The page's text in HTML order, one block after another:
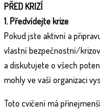
PŘED KRIZÍ
1. Předvídejte krize
Pokud jste aktivní a
vlastní bezpečnostní/
a diskutujete o všech
mohly ve vaší organizaci
Toto cvičení má